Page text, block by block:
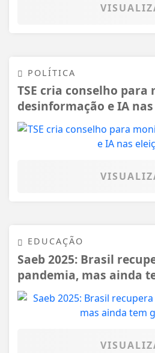
POLÍTICA
TSE cria conselho
desinformação e IA
EDUCAÇÃO
Saeb 2025: Brasil
pandemia, mas ainda